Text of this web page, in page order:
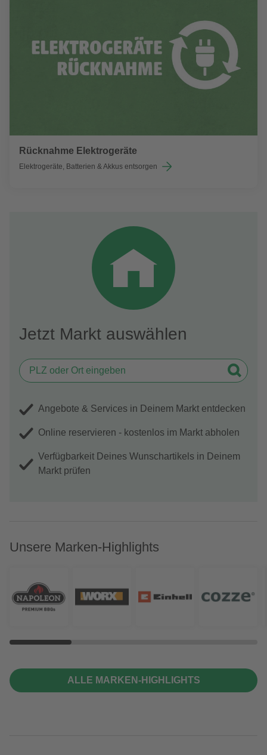
Rücknahme Elektrogeräte
Elektrogeräte, Batterien & Akkus entsorgen
Jetzt Markt auswählen
Angebote & Services in Deinem Markt entdecken
Online reservieren - kostenlos im Markt abholen
Verfügbarkeit Deines Wunschartikels in Deinem
Markt prüfen
Unsere Marken-Highlights
ALLE MARKEN-HIGHLIGHTS